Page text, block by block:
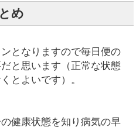
め
となりますので毎日便の
と思います（正常な状態
とよいです）。
健康状態を知り病気の早